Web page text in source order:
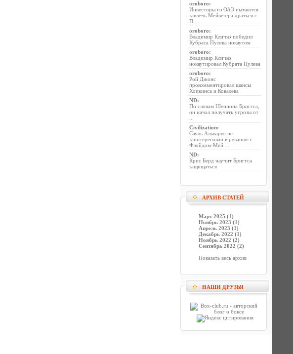
oroboro:
Инвесторы из ОАЭ пытаются
завлечь Мейвезера драться с
П ...
oroboro:
Владимир Кличко победил
Кубрата Пулева нокаутом
oroboro:
Владимир Кличко
нокаутировал Кубрата Пулева
oroboro:
Рой Джонс
прокомментировал шансы
Хопкинса и Ковалева
ND:
По словам Шеннона Бриггса,
он начал получать угрозы от
Civilization:
Сауль Альварес не
заинтересован в реванше с
Флойдом-Мей ...
ND:
Крис Берд научит Бриггса
защищаться
АРХИВ СТАТЕЙ
Март 2025 (1)
Ноябрь 2023 (1)
Апрель 2023 (1)
Декабрь 2022 (1)
Ноябрь 2022 (2)
Сентябрь 2022 (2)
Показать весь архив
НАШИ ДРУЗЬЯ